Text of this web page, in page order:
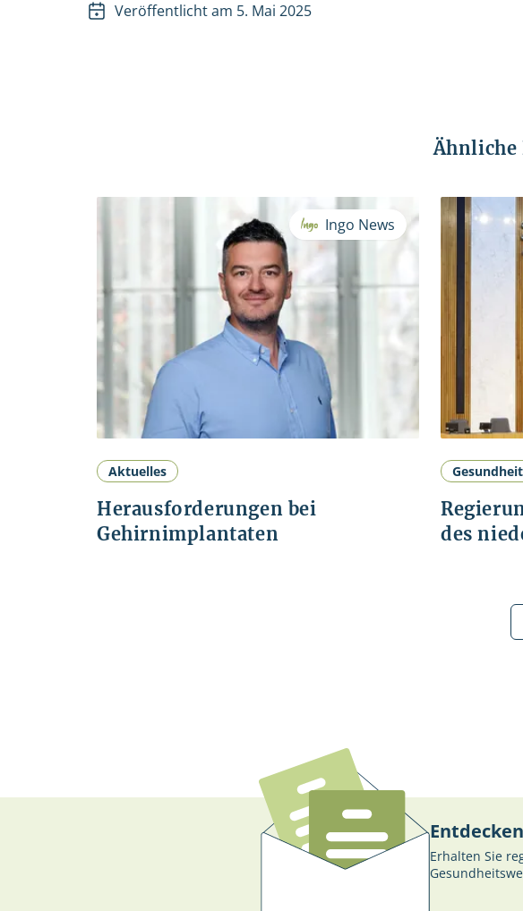
Veröffentlicht am 5. Mai 2025
Ähnliche
Ingo News
Aktuelles
Herausforderungen bei
Gehirnimplantaten
des
Erhalten Sie